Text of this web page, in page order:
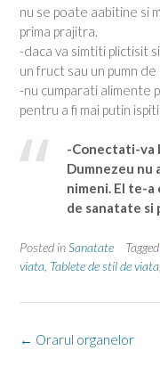
nu se poate aabitine si
prima prajitra.
-daca va simtiti plictisit
un fruct sau un pumn
-nu cumparati alimente
pentru a fi mai putin
-Conectati-va
Dumnezeu nu
nimeni. El te-
de sanatate si
Posted inSanatate Tagged
viata Tablete de stil de viata
Post
← Orarul organelor